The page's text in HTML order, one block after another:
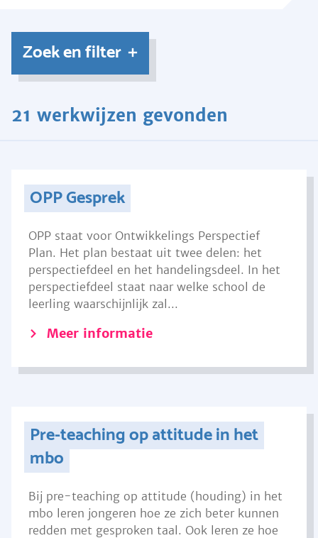
Zoek en filter
21 werkwijzen gevonden
OPP Gesprek
OPP staat voor Ontwikkelings Perspectief
Plan. Het plan bestaat uit twee delen: het
perspectiefdeel en het handelingsdeel. In het
perspectiefdeel staat naar welke school de
leerling waarschijnlijk zal...
Meer informatie
Pre-teaching op attitude in het
mbo
Bij pre-teaching op attitude (houding) in het
mbo leren jongeren hoe ze zich beter kunnen
redden met gesproken taal. Ook leren ze hoe